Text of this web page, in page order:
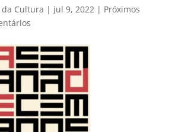
Cultura | jul 9, 2022| Próximos